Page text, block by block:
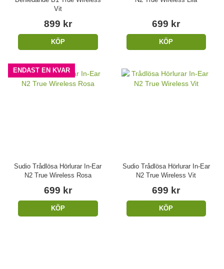
Vit
899 kr
KÖP
699 kr
KÖP
ENDAST EN KVAR
Sudio Trådlösa Hörlurar In-Ear
N2 True Wireless Rosa
699 kr
KÖP
Sudio Trådlösa Hörlurar In-Ear
N2 True Wireless Vit
699 kr
KÖP